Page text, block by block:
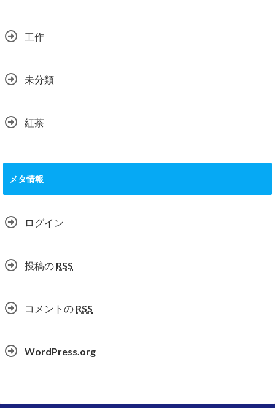
工作
未分類
紅茶
メタ情報
ログイン
投稿の RSS
コメントの RSS
WordPress.org